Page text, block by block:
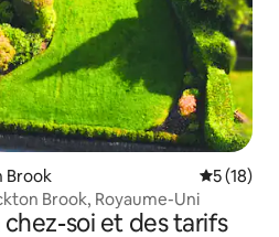
Brook
5 (18)
Brook, Royaume-Uni
soi et des tarifs